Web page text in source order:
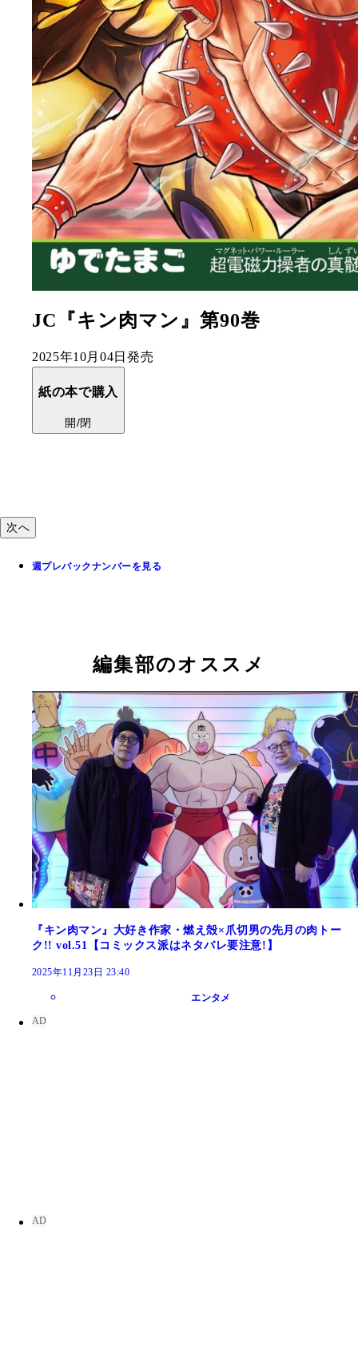
JC『キン肉マン』第90巻
2025年10月04日発売
紙の本で購入
開/閉
次へ
週プレバックナンバーを見る
編集部のオススメ
『キン肉マン』大好き作家・燃え殻×爪切男の先月の肉トー
ク!! vol.51【コミックス派はネタバレ要注意!】
2025年11月23日 23:40
エンタメ